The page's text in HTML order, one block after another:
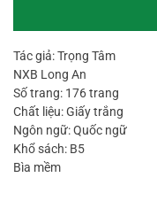
Tác giả: Trọng Tâm
NXB Long An
Số trang: 176 trang
Chất liệu: Giấy trắng
Ngôn ngữ: Quốc ngữ
Khổ sách: B5
Bìa mềm